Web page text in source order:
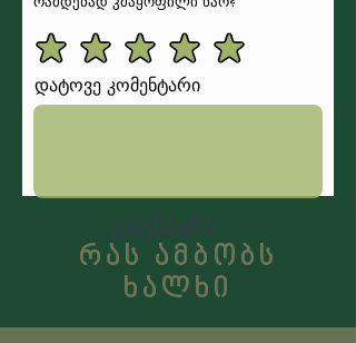
დატოვე კომენტარი
გაგზავნა
რას ამბობს
ხალხი